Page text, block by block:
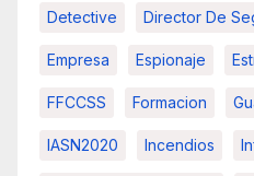
Detective Director De
Empresa Espionaje
FFCCSS Formacion
IASN2020 Incendios